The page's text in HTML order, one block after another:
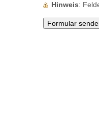
Hinweis :